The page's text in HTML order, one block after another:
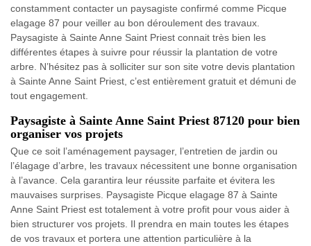
constamment contacter un paysagiste confirmé comme Picque
elagage 87 pour veiller au bon déroulement des travaux.
Paysagiste à Sainte Anne Saint Priest connait très bien les
différentes étapes à suivre pour réussir la plantation de votre
arbre. N’hésitez pas à solliciter sur son site votre devis plantation
à Sainte Anne Saint Priest, c’est entièrement gratuit et démuni de
tout engagement.
Paysagiste à Sainte Anne Saint Priest 87120 pour bien
organiser vos projets
Que ce soit l’aménagement paysager, l’entretien de jardin ou
l’élagage d’arbre, les travaux nécessitent une bonne organisation
à l’avance. Cela garantira leur réussite parfaite et évitera les
mauvaises surprises. Paysagiste Picque elagage 87 à Sainte
Anne Saint Priest est totalement à votre profit pour vous aider à
bien structurer vos projets. Il prendra en main toutes les étapes
de vos travaux et portera une attention particulière à la